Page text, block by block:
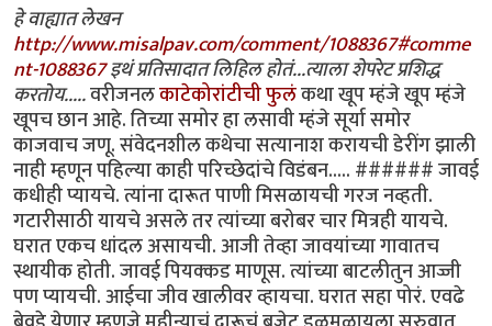
हे वाह्यात लेखन
http://www.misalpav.com/comment/1088367#comme
nt-1088367इथं प्रतिसादात लिहिल होतं...त्याला शेपरेट प्रशिद्ध
करतोय.....वरीजनलकाटेकोरांटीची फुलंकथा खूप म्हंजे खूप म्हंजे
खूपच छान आहे. तिच्या समोर हा लसावी म्हंजे सूर्या समोर
काजवाच जणू. संवेदनशील कथेचा सत्यानाश करायची डेरींग झाली
नाही म्हणून पहिल्या काही परिच्छेदांचे विडंबन..... ###### जावई
कधीही प्यायचे. त्यांना दारूत पाणी मिसळायची गरज नव्हती.
गटारीसाठी यायचे असले तर त्यांच्या बरोबर चार मित्रही यायचे.
घरात एकच धांदल असायची. आजी तेव्हा जावयांच्या गावातच
स्थायीक होती. जावई पियक्कड माणूस. त्यांच्या बाटलीतुन आज्जी
पण प्यायची. आईचा जीव खालीवर व्हायचा. घरात सहा पोरं. एवढे